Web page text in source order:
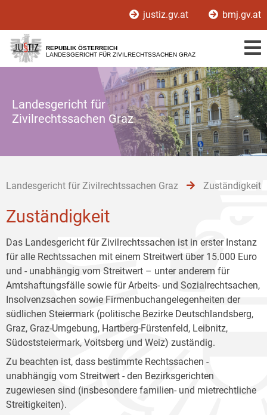
[1]
[2]
[3]
justiz.gv.at bmj.gv.at
REPUBLIK ÖSTERREICH
LANDESGERICHT FÜR ZIVILRECHTSSACHEN GRAZ
Landesgericht für
Zivilrechtssachen Graz
Landesgericht für Zivilrechtssachen Graz Zuständigkeit
Zuständigkeit
Das Landesgericht für Zivilrechtssachen ist in erster Instanz
für alle Rechtssachen mit einem Streitwert über 15.000 Euro
und - unabhängig vom Streitwert – unter anderem für
Amtshaftungsfälle sowie für Arbeits- und Sozialrechtsachen,
Insolvenzsachen sowie Firmenbuchangelegenheiten der
südlichen Steiermark (politische Bezirke Deutschlandsberg,
Graz, Graz-Umgebung, Hartberg-Fürstenfeld, Leibnitz,
Südoststeiermark, Voitsberg und Weiz) zuständig.
Zu beachten ist, dass bestimmte Rechtssachen -
unabhängig vom Streitwert - den Bezirksgerichten
zugewiesen sind (insbesondere familien- und mietrechtliche
Streitigkeiten).